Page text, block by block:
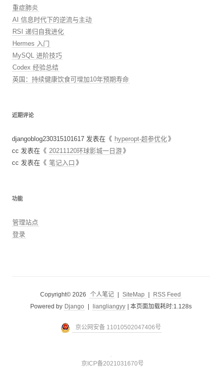
重症肺炎
AI 信息时代下的逆流与主动
RSI 递归自我进化
Hermes 入门
MySQL 进阶技巧
Codex 经验总结
英国：持续健康饮食可增加10年预期寿命
近期评论
djangoblog230315101617 发表在《 hyperopt-超参优化 》
cc 发表在《 20211120环球影城一日游 》
cc 发表在《 笔记入口 》
功能
管理站点
登录
Copyright© 2026 个人笔记 | SiteMap |
RSS Feed
Powered by Django | liangliangyy |本页面加载耗时:1.128s
京公网安备 11010502047406号
京ICP备2021031670号